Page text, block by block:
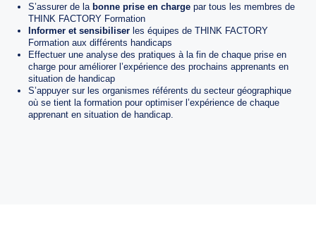
S’assurer de la bonne prise en charge par tous les membres de
THINK FACTORY Formation
Informer et sensibiliser les équipes de THINK FACTORY
Formation aux différents handicaps
Effectuer une analyse des pratiques à la fin de chaque prise en
charge pour améliorer l’expérience des prochains apprenants en
situation de handicap
S’appuyer sur les organismes référents du secteur géographique
où se tient la formation pour optimiser l’expérience de chaque
apprenant en situation de handicap.